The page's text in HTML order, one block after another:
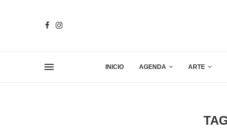
INICIO AGENDA ARTE